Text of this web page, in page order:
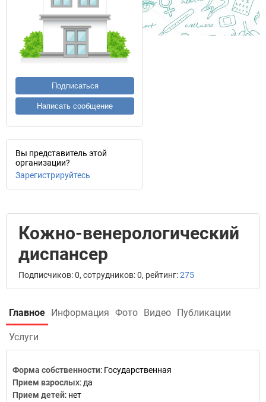
Подписаться
Написать сообщение
Вы представитель этой
организации?
Зарегистрируйтесь
Кожно-венерологический
диспансер
Подписчиков: 0, сотрудников: 0, рейтинг:275
Главное Информация Фото Видео Публикации
Услуги
Форма собственности: Государственная
Прием взрослых: да
Прием детей: нет